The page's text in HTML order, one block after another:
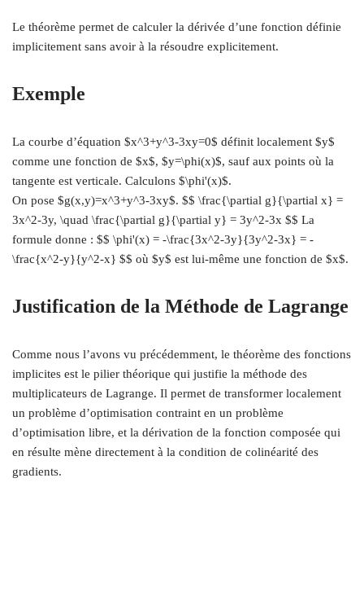
Le théorème permet de calculer la dérivée d’une fonction définie
implicitement sans avoir à la résoudre explicitement.
Exemple
La courbe d’équation $x^3+y^3-3xy=0$ définit localement $y$
comme une fonction de $x$, $y=\phi(x)$, sauf aux points où la
tangente est verticale. Calculons $\phi'(x)$.
On pose $g(x,y)=x^3+y^3-3xy$. $$ \frac{\partial g}{\partial x} =
3x^2-3y, \quad \frac{\partial g}{\partial y} = 3y^2-3x $$ La
formule donne : $$ \phi'(x) = -\frac{3x^2-3y}{3y^2-3x} = -
\frac{x^2-y}{y^2-x} $$ où $y$ est lui-même une fonction de $x$.
Justification de la Méthode de Lagrange
Comme nous l’avons vu précédemment, le théorème des fonctions
implicites est le pilier théorique qui justifie la méthode des
multiplicateurs de Lagrange. Il permet de transformer localement
un problème d’optimisation contraint en un problème
d’optimisation libre, et la dérivation de la fonction composée qui
en résulte mène directement à la condition de colinéarité des
gradients.